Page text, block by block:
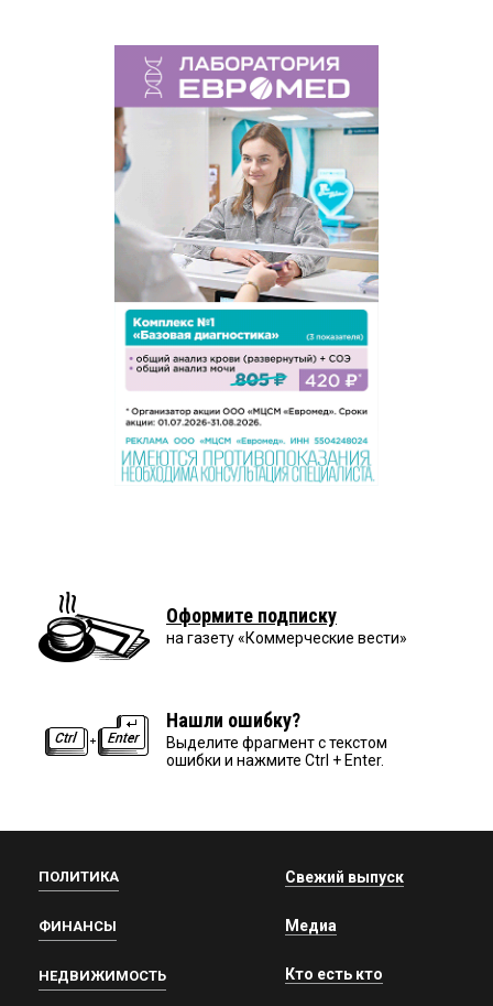
Оформите подписку
на газету «Коммерческие вести»
Нашли ошибку?
Выделите фрагмент с текстом
ошибки и нажмите Ctrl + Enter.
ПОЛИТИКА
ФИНАНСЫ
НЕДВИЖИМОСТЬ
Свежий выпуск
Медиа
Кто есть кто